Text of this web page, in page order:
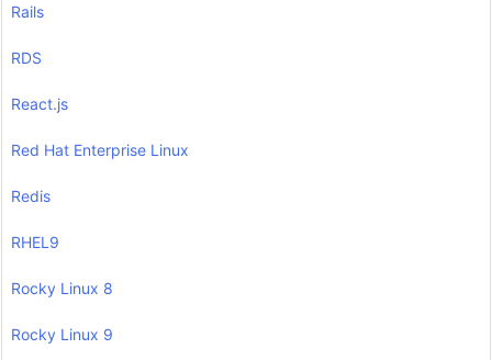
Rails
RDS
React.js
Red Hat Enterprise Linux
Redis
RHEL9
Rocky Linux 8
Rocky Linux 9